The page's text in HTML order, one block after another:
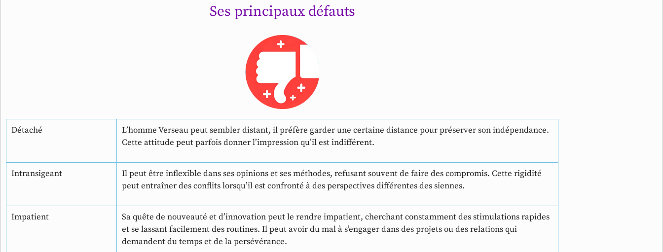
Ses principaux défauts
Détaché
L’homme Verseau peut sembler distant, il préfère garder une certaine distance pour préserver son indépendance.
Cette attitude peut parfois donner l’impression qu’il est indifférent.
Intransigeant
Il peut être inflexible dans ses opinions et ses méthodes, refusant souvent de faire des compromis. Cette rigidité
peut entraîner des conflits lorsqu’il est confronté à des perspectives différentes des siennes.
Impatient
Sa quête de nouveauté et d’innovation peut le rendre impatient, cherchant constamment des stimulations rapides
et se lassant facilement des routines. Il peut avoir du mal à s’engager dans des projets ou des relations qui
demandent du temps et de la persévérance.